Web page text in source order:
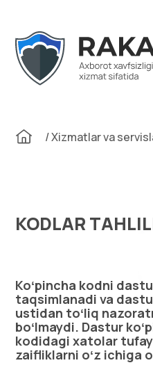
content
/Xizmatlar va
KODLAR
Koʻpincha kodni
taqsimlanadi va
ustidan toʻliq
boʻlmaydi. Dastur
kodidagi xatolar
zaifliklarni oʻz ichiga